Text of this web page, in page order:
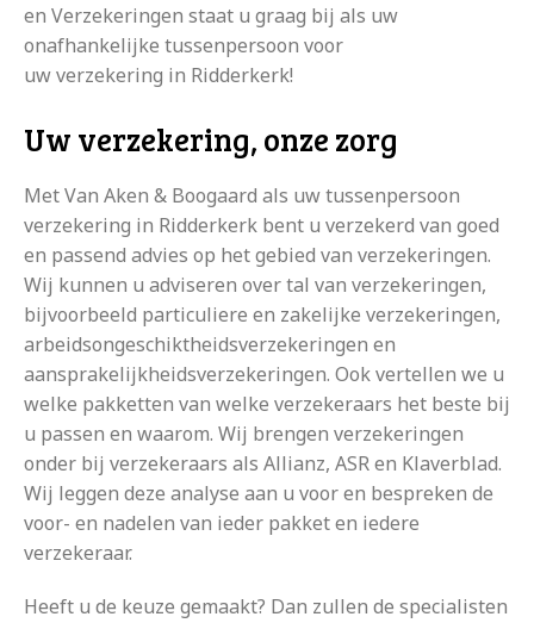
en Verzekeringen staat u graag bij als uw
onafhankelijke tussenpersoon voor
uw verzekering in Ridderkerk!
Uw verzekering, onze zorg
Met Van Aken & Boogaard als uw tussenpersoon
verzekering in Ridderkerk bent u verzekerd van goed
en passend advies op het gebied van verzekeringen.
Wij kunnen u adviseren over tal van verzekeringen,
bijvoorbeeld particuliere en zakelijke verzekeringen,
arbeidsongeschiktheidsverzekeringen en
aansprakelijkheidsverzekeringen. Ook vertellen we u
welke pakketten van welke verzekeraars het beste bij
u passen en waarom. Wij brengen verzekeringen
onder bij verzekeraars als Allianz, ASR en Klaverblad.
Wij leggen deze analyse aan u voor en bespreken de
voor- en nadelen van ieder pakket en iedere
verzekeraar.
Heeft u de keuze gemaakt? Dan zullen de specialisten